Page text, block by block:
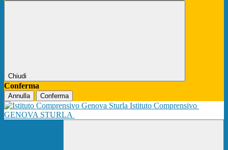
Chiudi
Conferma
Annulla Conferma
Istituto Comprensivo
GENOVA STURLA